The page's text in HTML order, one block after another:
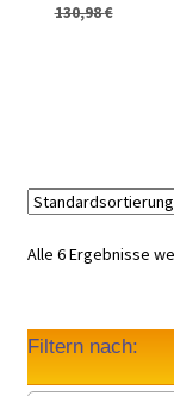
130,98€
Alle 6 Ergebnisse
Filtern nach: